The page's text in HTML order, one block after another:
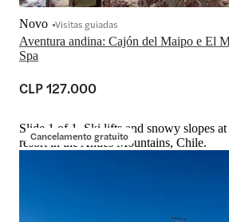
Aventura andina: Cajón del Maipo e El
Spa
Novo Visitas guiadas
CLP 127.000
Cancelamento gratuito
Slide 1 of 1, Ski lifts and snowy slopes
resort in the Andes Mountains, Chile.